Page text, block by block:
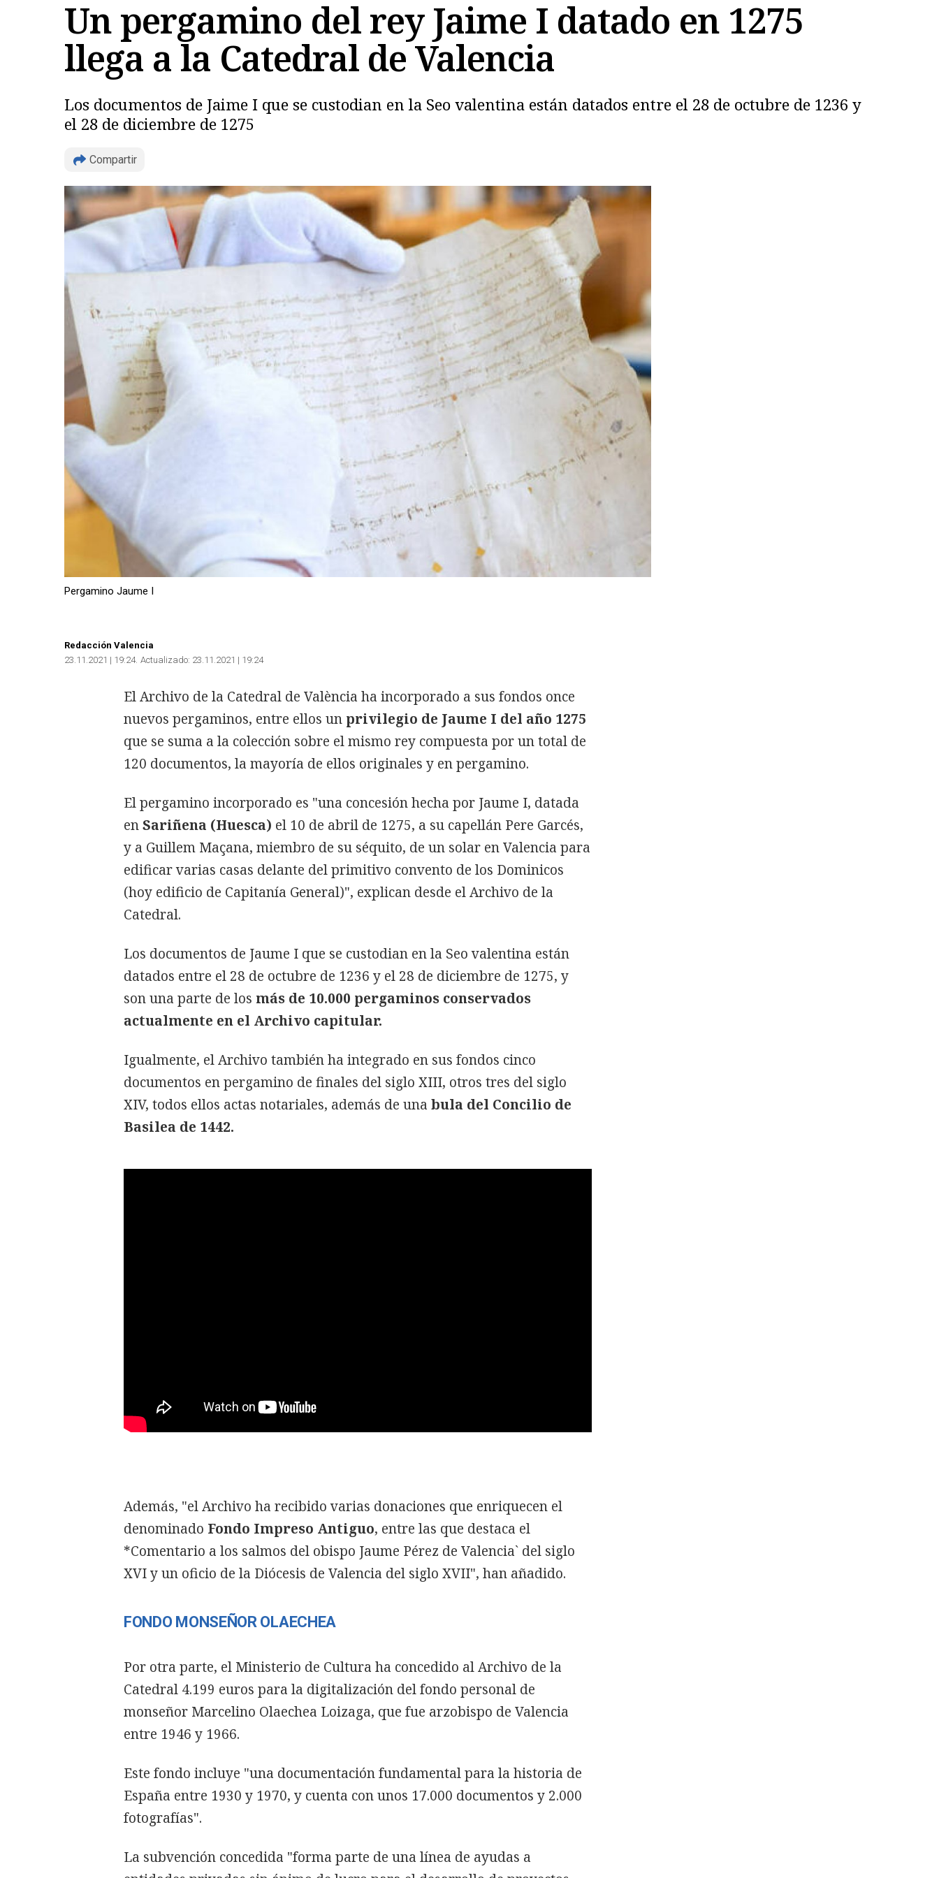
Un pergamino del rey Jaime I datado en 1275
llega a la Catedral de Valencia
Los documentos de Jaime I que se custodian en la Seo valentina están datados entre el 28 de octubre de 1236 y
el 28 de diciembre de 1275
Compartir
Pergamino Jaume I
Redacción Valencia
23.11.2021 | 19:24 Actualizado: 23.11.2021 | 19:24
El Archivo de la Catedral de València ha incorporado a sus fondos once
nuevos pergaminos, entre ellos un privilegio de Jaume I del año 1275
que se suma a la colección sobre el mismo rey compuesta por un total de
120 documentos, la mayoría de ellos originales y en pergamino.
El pergamino incorporado es "una concesión hecha por Jaume I, datada
enSariñena (Huesca) el 10 de abril de 1275, a su capellán Pere Garcés,
y a Guillem Maçana, miembro de su séquito, de un solar en Valencia para
edificar varias casas delante del primitivo convento de los Dominicos
(hoy edificio de Capitanía General)", explican desde el Archivo de la
Catedral.
Los documentos de Jaume I que se custodian en la Seo valentina están
datados entre el 28 de octubre de 1236 y el 28 de diciembre de 1275, y
son una parte de los más de 10.000 pergaminos conservados
actualmente en el Archivo capitular.
Igualmente, el Archivo también ha integrado en sus fondos cinco
documentos en pergamino de finales del siglo XIII, otros tres del siglo
XIV, todos ellos actas notariales, además de una bula del Concilio de
Basilea de 1442.
Además, "el Archivo ha recibido varias donaciones que enriquecen el
denominado Fondo Impreso Antiguo, entre las que destaca el
*Comentario a los salmos del obispo Jaume Pérez de Valencia` del siglo
XVI y un oficio de la Diócesis de Valencia del siglo XVII", han añadido.
FONDO MONSEÑOR OLAECHEA
Por otra parte, el Ministerio de Cultura ha concedido al Archivo de la
Catedral 4.199 euros para la digitalización del fondo personal de
monseñor Marcelino Olaechea Loizaga, que fue arzobispo de Valencia
entre 1946 y 1966.
Este fondo incluye "una documentación fundamental para la historia de
España entre 1930 y 1970, y cuenta con unos 17.000 documentos y 2.000
fotografías".
La subvención concedida "forma parte de una línea de ayudas a